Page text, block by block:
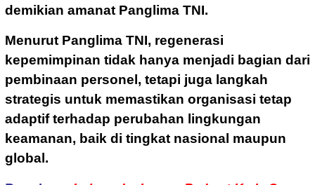
demikian amanat Panglima TNI.
Menurut Panglima TNI, regenerasi
kepemimpinan tidak hanya menjadi bagian dari
pembinaan personel, tetapi juga langkah
strategis untuk memastikan organisasi tetap
adaptif terhadap perubahan lingkungan
keamanan, baik di tingkat nasional maupun
global.